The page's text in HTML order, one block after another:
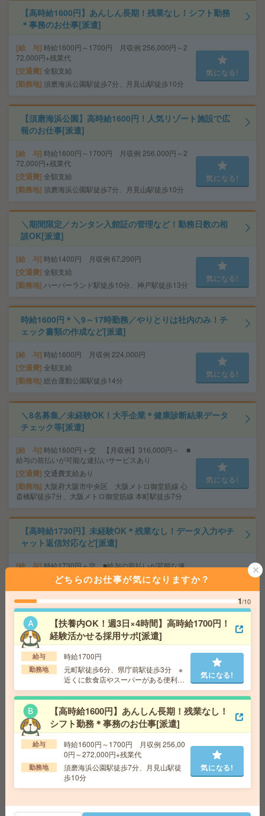
【高時給1600円】あんしん長期！残業なし！シフト勤務
＊事務のお仕事[派遣]
給 与 時給1600円～1700円 月収例 256,000円～2
72,000円+残業代
交通費 全額支給
勤務地 須磨海浜公園駅徒歩7分、月見山駅徒歩10分
気になる!
【須磨海浜公園】高時給1600円！人気リゾート施設で広
報のお仕事[派遣]
給 与 時給1600円～1700円 月収例 256,000円～2
72,000円+残業代
交通費 全額支給
勤務地 須磨海浜公園駅徒歩7分、月見山駅徒歩10分
気になる!
＼期間限定／カンタン入館証の管理など！勤務日数の相
談OK[派遣]
給 与 時給1400円 月収例 67,200円
交通費 全額支給
勤務地 ハーバーランド駅徒歩10分、神戸駅徒歩13分
気になる!
時給1600円＊＼9～17時勤務／やりとりは社内のみ！チ
ェック書類の作成など[派遣]
給 与 時給1600円 月収例 224,000円
交通費 全額支給
勤務地 総合運動公園駅徒歩14分
気になる!
＼8名募集／未経験OK！大手企業＊健康診断結果データ
チェック等[派遣]
給 与 時給1600円＋交 【月収例】316,000円～ ■
給与の前払いが可能な速払いサービスあり
交通費 交通費支給あり
勤務地 大阪府大阪市中央区 大阪メトロ御堂筋線 心
斎橋駅徒歩7分、大阪メトロ御堂筋線 本町駅徒歩7分
気になる!
【高時給1730円】未経験OK＊残業なし！データ入力やチ
ャット返信対応など[派遣]
給 与 時給1730円＋交 ■給与の前払いが可能な速
払いサービスあり
交通費
勤務地 大阪府大阪市北区 大阪メトロ四つ橋線 西梅
田駅徒歩4分、大阪環状線 大阪駅徒歩7分
座り仕事！給与即払いOK！高時給！データ入力、品質検
査[派遣]
時給1500円
交通費 交通費支給有り
勤務地 南公園駅～徒歩7分 ※送迎有り
気になる!
給与即払いOK！高時給！日勤のお仕事！検査業務[派遣]
給 与 時給1350円
交通費支給有り
勤務地 西神中央駅～車10分 ※送迎有り
どちらのお仕事が気になりますか？
1/10
【扶養内OK！週3日×4時間】高時給1700円！
経験活かせる採用サポ[派遣]
給与 時給1700円
勤務地
元町駅徒歩6分、県庁前駅徒歩3分 ※
近くに飲食店やスーパーがある便利な
エリア
気になる!
【高時給1600円】あんしん長期！残業なし！
シフト勤務＊事務のお仕事[派遣]
給与
時給1600円～1700円 月収例 256,00
0円～272,000円+残業代
勤務地
須磨海浜公園駅徒歩7分、月見山駅徒
歩10分
気になる!